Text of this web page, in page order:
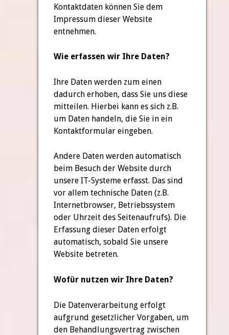
Kontaktdaten können Sie dem
Impressum dieser Website
entnehmen.
Wie erfassen wir Ihre Daten?
Ihre Daten werden zum einen
dadurch erhoben, dass Sie uns diese
mitteilen. Hierbei kann es sich z.B.
um Daten handeln, die Sie in ein
Kontaktformular eingeben.
Andere Daten werden automatisch
beim Besuch der Website durch
unsere IT-Systeme erfasst. Das sind
vor allem technische Daten (z.B.
Internetbrowser, Betriebssystem
oder Uhrzeit des Seitenaufrufs). Die
Erfassung dieser Daten erfolgt
automatisch, sobald Sie unsere
Website betreten.
Wofür nutzen wir Ihre Daten?
Die Datenverarbeitung erfolgt
aufgrund gesetzlicher Vorgaben, um
den Behandlungsvertrag zwischen